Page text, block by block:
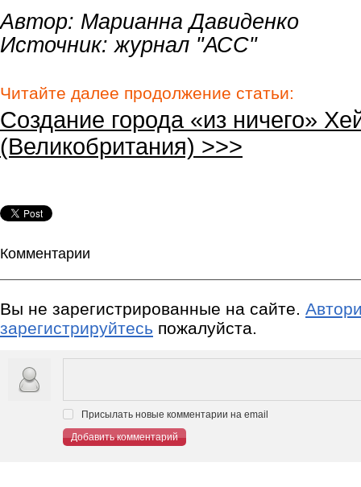
Автор: Марианна Давиденко
Источник: журнал "АСС"
Читайте далее продолжение статьи:
Создание города «из ничего»
(Великобритания) >>>
Комментарии
Вы не зарегистрированные на сайте.
зарегистрируйтесь пожалуйста.
Присылать новые комментарии на email
Добавить комментарий